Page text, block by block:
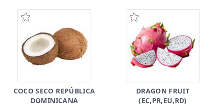
COCO SECO REPÚBLICA
DOMINICANA
DRAGON FRUIT
(EC,PR,EU,RD)